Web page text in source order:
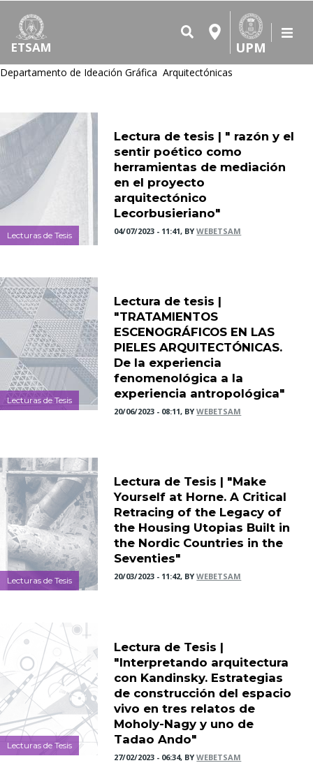
ETSAM UPM
Departamento de Ideación Gráfica Arquitectónicas
Lecturas de Tesis
Lectura de tesis | " razón y el
sentir poético como
herramientas de mediación
en el proyecto
arquitectónico
Lecorbusieriano"
04/07/2023 - 11:41, BYWEBETSAM
Lecturas de Tesis
Lectura de tesis |
"TRATAMIENTOS
ESCENOGRÁFICOS EN LAS
PIELES ARQUITECTÓNICAS.
De la experiencia
fenomenológica a la
experiencia antropológica"
20/06/2023 - 08:11, BYWEBETSAM
Lecturas de Tesis
Lectura de Tesis | "Make
Yourself at Horne. A Critical
Retracing of the Legacy of
the Housing Utopias Built in
the Nordic Countries in the
Seventies"
20/03/2023 - 11:42, BYWEBETSAM
Lecturas de Tesis
Lectura de Tesis |
"Interpretando arquitectura
con Kandinsky. Estrategias
de construcción del espacio
vivo en tres relatos de
Moholy-Nagy y uno de
Tadao Ando"
27/02/2023 - 06:34, BYWEBETSAM